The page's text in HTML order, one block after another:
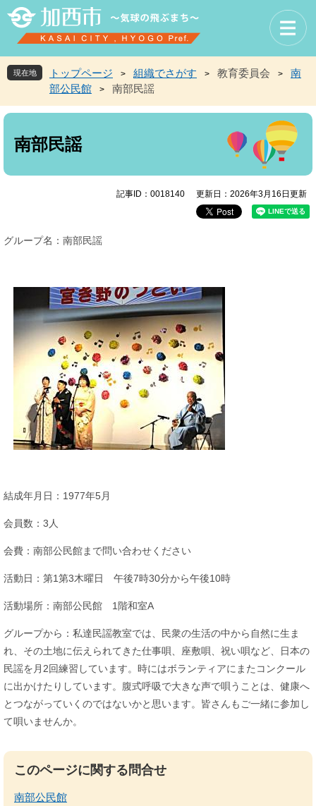
先
頭
す
を
飛
し
へ
現在地 トップページ > 組織でさがす > 教育委員会 >
南
部公民館
> 南部民謡
本
南部民謡
記事ID：0018140 更新日：2026年3月16日更新
グループ名：南部民謡
結成年月日：1977年5月
会員数：3人
会費：南部公民館まで問い合わせください
活動日：第1第3木曜日 午後7時30分から午後10時
活動場所：南部公民館 1階和室A
グループから：私達民謡教室では、民衆の生活の中から自然に生ま
れ、その土地に伝えられてきた仕事唄、座敷唄、祝い唄など、日本の
民謡を月2回練習しています。時にはボランティアにまたコンクール
に出かけたりしています。腹式呼吸で大きな声で唄うことは、健康へ
とつながっていくのではないかと思います。皆さんもご一緒に参加し
て唄いませんか。
このページに関する問合せ
南部公民館